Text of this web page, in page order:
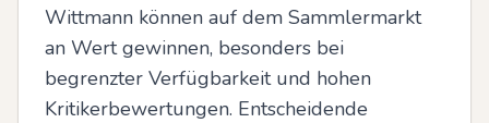
Wittmann können auf dem Sammlermarkt
an Wert gewinnen, besonders bei
begrenzter Verfügbarkeit und hohen
Kritikerbewertungen. Entscheidende